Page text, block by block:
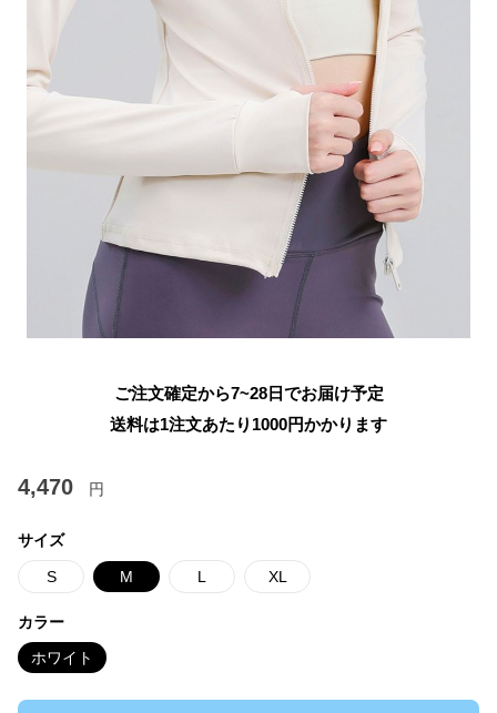
ご注文確定から7~28日でお届け予定
送料は1注文あたり 1000円かかります
4,470 円
サイズ
S M L XL
カラー
ホワイト